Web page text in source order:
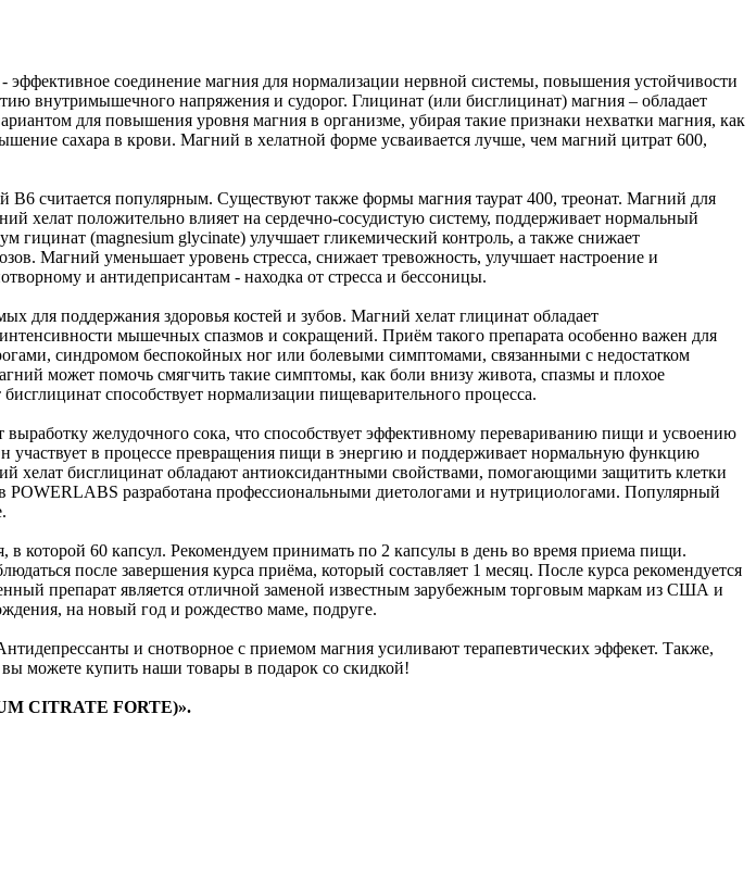
- эффективное соединение магния для нормализации нервной системы, повышения устойчивости
внутримышечного напряжения и судорог. Глицинат (или бисглицинат) магния – обладает
для повышения уровня магния в организме, убирая такие признаки нехватки магния, как
сахара в крови. Магний в хелатной форме усваивается лучше, чем магний цитрат 600,
В6 считается популярным. Существуют также формы магния таурат 400, треонат. Магний для
хелат положительно влияет на сердечно-сосудистую систему, поддерживает нормальный
гицинат (magnesium glycinate) улучшает гликемический контроль, а также снижает
Магний уменьшает уровень стресса, снижает тревожность, улучшает настроение и
и антидеприсантам - находка от стресса и бессоницы.
для поддержания здоровья костей и зубов. Магний хелат глицинат обладает
мышечных спазмов и сокращений. Приём такого препарата особенно важен для
синдромом беспокойных ног или болевыми симптомами, связанными с недостатком
может помочь смягчить такие симптомы, как боли внизу живота, спазмы и плохое
способствует нормализации пищеварительного процесса.
желудочного сока, что способствует эффективному перевариванию пищи и усвоению
участвует в процессе превращения пищи в энергию и поддерживает нормальную функцию
хелат бисглицинат обладают антиоксидантными свойствами, помогающими защитить клетки
разработана профессиональными диетологами и нутрициологами. Популярный
которой 60 капсул. Рекомендуем принимать по 2 капсулы в день во время приема пищи.
после завершения курса приёма, который составляет 1 месяц. После курса рекомендуется
препарат является отличной заменой известным зарубежным торговым маркам из США и
на новый год и рождество маме, подруге.
и снотворное с приемом магния усиливают терапевтических эффекет. Также,
можете купить наши товары в подарок со скидкой!
CITRATE FORTE)».